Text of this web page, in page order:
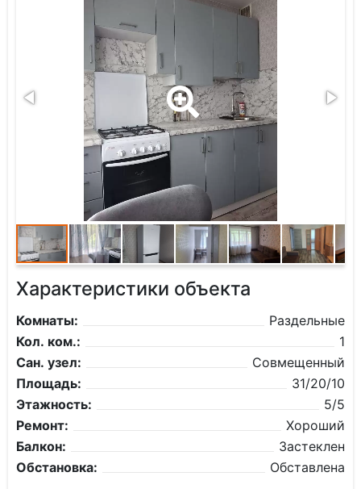
Характеристики объекта
Комнаты:
Раздельные
Кол. ком.:
1
Сан. узел:
Совмещенный
Площадь:
31/20/10
Этажность:
5/5
Ремонт:
Хороший
Балкон:
Застеклен
Обстановка:
Обставлена